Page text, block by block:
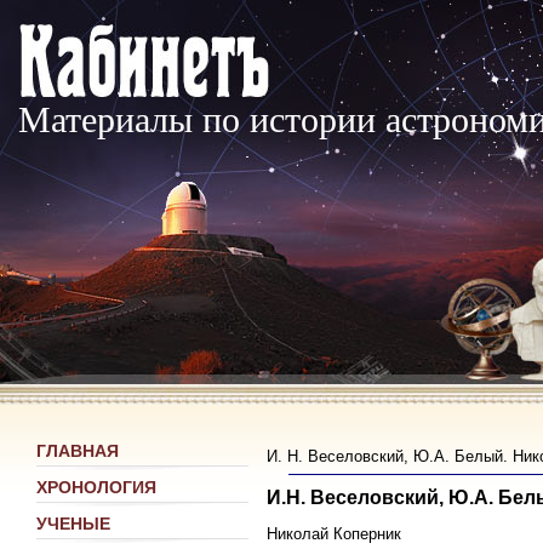
Материалы по истории
ГЛАВНАЯ
ХРОНОЛОГИЯ
УЧЕНЫЕ
И. Н. Веселовский, Ю.А. Белый.
И.Н. Веселовский, Ю.А.
Николай Коперник